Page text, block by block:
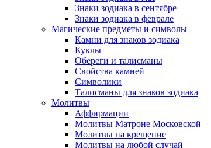
Знаки зодиака в сентябре
Знаки зодиака в феврале
Магические предметы и символы
Камни для знаков зодиака
Куклы
Обереги и талисманы
Свойства камней
Символики
Талисманы для знаков зодиака
Молитвы
Аффирмации
Молитвы Матроне Московской
Молитвы на крещение
Молитвы на любой случай